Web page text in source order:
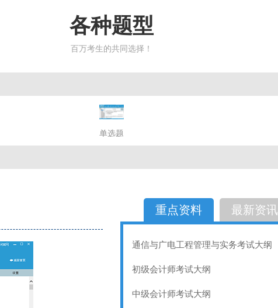
各种题型
百万考生的共同选择！
单选题
选择题
重点资料 最新资讯
通信与广电工程管理与实务考试大纲
初级会计师考试大纲
中级会计师考试大纲